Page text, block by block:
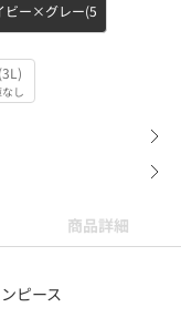
ビー×グレー(5
し
商品詳細
ピース